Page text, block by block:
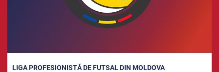
LIGA PROFESIONISTĂ DE FUTSAL DIN MOLDOVA